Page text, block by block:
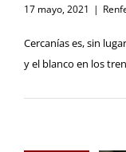
17 mayo, 2021 |
Cercanías es, sin
y el blanco en los